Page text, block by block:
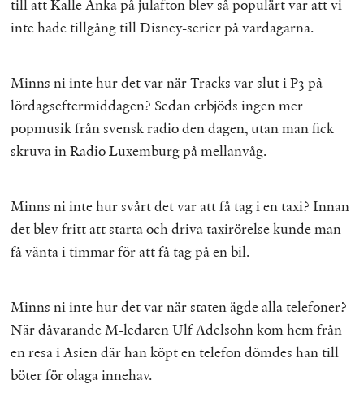
till att Kalle Anka på julafton blev så populärt var att vi
inte hade tillgång till Disney-serier på vardagarna.
Minns ni inte hur det var när Tracks var slut i P3 på
lördagseftermiddagen? Sedan erbjöds ingen mer
popmusik från svensk radio den dagen, utan man fick
skruva in Radio Luxemburg på mellanvåg.
Minns ni inte hur svårt det var att få tag i en taxi? Innan
det blev fritt att starta och driva taxirörelse kunde man
få vänta i timmar för att få tag på en bil.
Minns ni inte hur det var när staten ägde alla telefoner?
När dåvarande M-ledaren Ulf Adelsohn kom hem från
en resa i Asien där han köpt en telefon dömdes han till
böter för olaga innehav.